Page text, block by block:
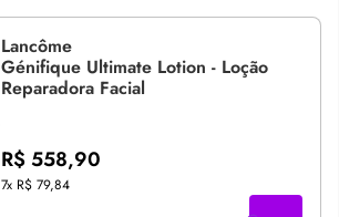
Lancôme
Génifique Ultimate Lotion - Loção
Reparadora Facial
R$ 558,90
7x R$ 79,84